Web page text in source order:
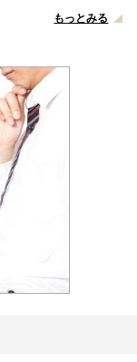
もっとみる